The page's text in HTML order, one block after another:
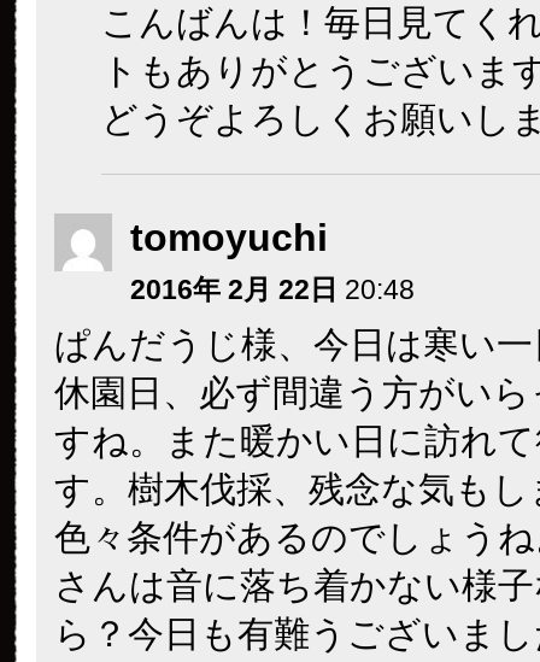
こんばんは！毎日見てく
トもありがとうございま
どうぞよろしくお願いし
tomoyuchi
2016年 2月 22日 20:48
ぱんだうじ様、今日は寒い
休園日、必ず間違う方がい
すね。また暖かい日に訪れ
す。樹木伐採、残念な気も
色々条件があるのでしょう
さんは音に落ち着かない様
ら？今日も有難うございま